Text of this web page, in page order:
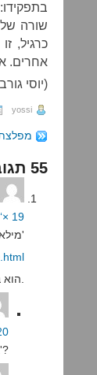
שורה של
כרגיל,
אחרים.
(יוסי
yossi
55 תגובות על ”אחרי רבים להרע“
19 ×‘פברואר 2010 בשעה 21:38
מילא חגי סגל, גם הנכדה של ליבוביץ'
20 ×‘פברואר
אפרת שפירא-רוזנברג היא הנכדה של ליבוביץ'?